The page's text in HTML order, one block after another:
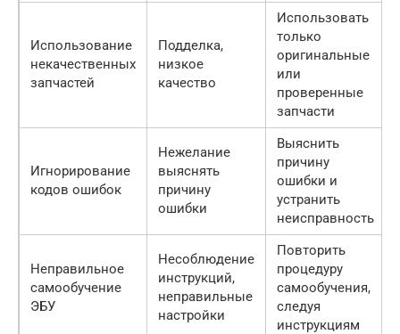
Использование
некачественных
запчастей
Подделка,
низкое
качество
Использовать
только
оригинальные
или
проверенные
запчасти
Игнорирование
кодов ошибок
Нежелание
выяснять
причину
ошибки
Выяснить
причину
ошибки и
устранить
неисправность
Неправильное
самообучение
ЭБУ
Несоблюдение
инструкций,
неправильные
настройки
Повторить
процедуру
самообучения,
следуя
инструкциям